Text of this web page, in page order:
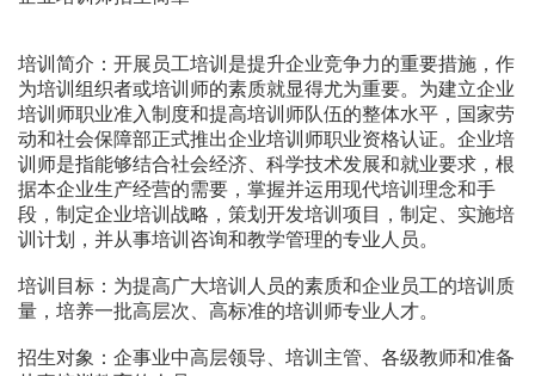
培训简介：开展员工培训是提升企业竞争力的重要措施，作
为培训组织者或培训师的素质就显得尤为重要。为建立企业
培训师职业准入制度和提高培训师队伍的整体水平，国家劳
动和社会保障部正式推出企业培训师职业资格认证。企业培
训师是指能够结合社会经济、科学技术发展和就业要求，根
据本企业生产经营的需要，掌握并运用现代培训理念和手
段，制定企业培训战略，策划开发培训项目，制定、实施培
训计划，并从事培训咨询和教学管理的专业人员。
培训目标：为提高广大培训人员的素质和企业员工的培训质
量，培养一批高层次、高标准的培训师专业人才。
招生对象：企事业中高层领导、培训主管、各级教师和准备